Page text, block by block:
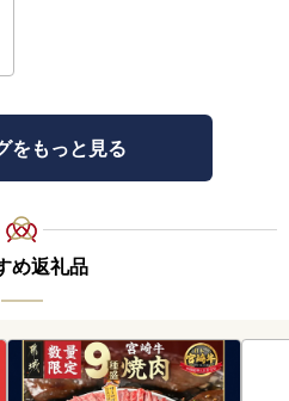
をもっと見る
め返礼品